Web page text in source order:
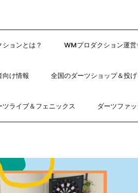
ョンとは？ WMプロダクション運
向け情報 全国のダーツショップ＆投
ツライブ＆フェニックス ダーツファ